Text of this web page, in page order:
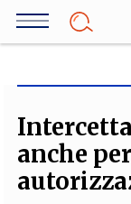
Salta
anche